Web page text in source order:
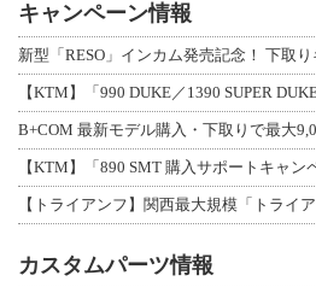
キャンペーン情報
【KTM】「990 DUKE／1390 SUPER
【KTM】「890 SMT 購入サポートキャ
カスタムパーツ情報